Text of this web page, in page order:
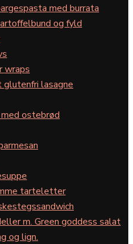
med burrata
og fyld
wraps
glutenfri lasagne
ostebrød
tarteletter
m. Green goddess salat
og lign.